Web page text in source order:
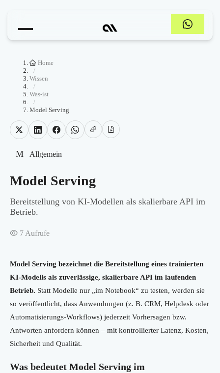
Home
/
Wissen
/
Was-ist
/
Model Serving
M Allgemein
Model Serving
Bereitstellung von KI-Modellen als skalierbare API im
Betrieb.
7 Aufrufe
Model Serving bezeichnet die Bereitstellung eines trainierten
KI-Modells als zuverlässige, skalierbare API im laufenden
Betrieb. Statt Modelle nur „im Notebook“ zu testen, werden sie
so veröffentlicht, dass Anwendungen (z. B. CRM, Helpdesk oder
Automatisierungs-Workflows) jederzeit Vorhersagen bzw.
Antworten anfordern können – mit kontrollierter Latenz, Kosten,
Sicherheit und Qualität.
Was bedeutet Model Serving im